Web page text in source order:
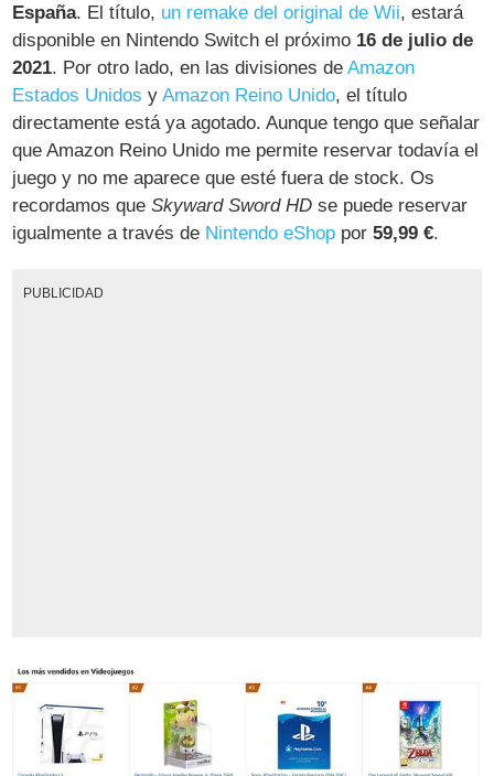
España. El título, un remake del original de Wii, estará
disponible en Nintendo Switch el próximo 16 de julio de
2021. Por otro lado, en las divisiones deAmazon
Estados Unidos yAmazon Reino Unido, el título
directamente está ya agotado. Aunque tengo que señalar
que Amazon Reino Unido me permite reservar todavía el
juego y no me aparece que esté fuera de stock. Os
recordamos queSkyward Sword HD se puede reservar
igualmente a través de Nintendo eShop por59,99 €.
PUBLICIDAD